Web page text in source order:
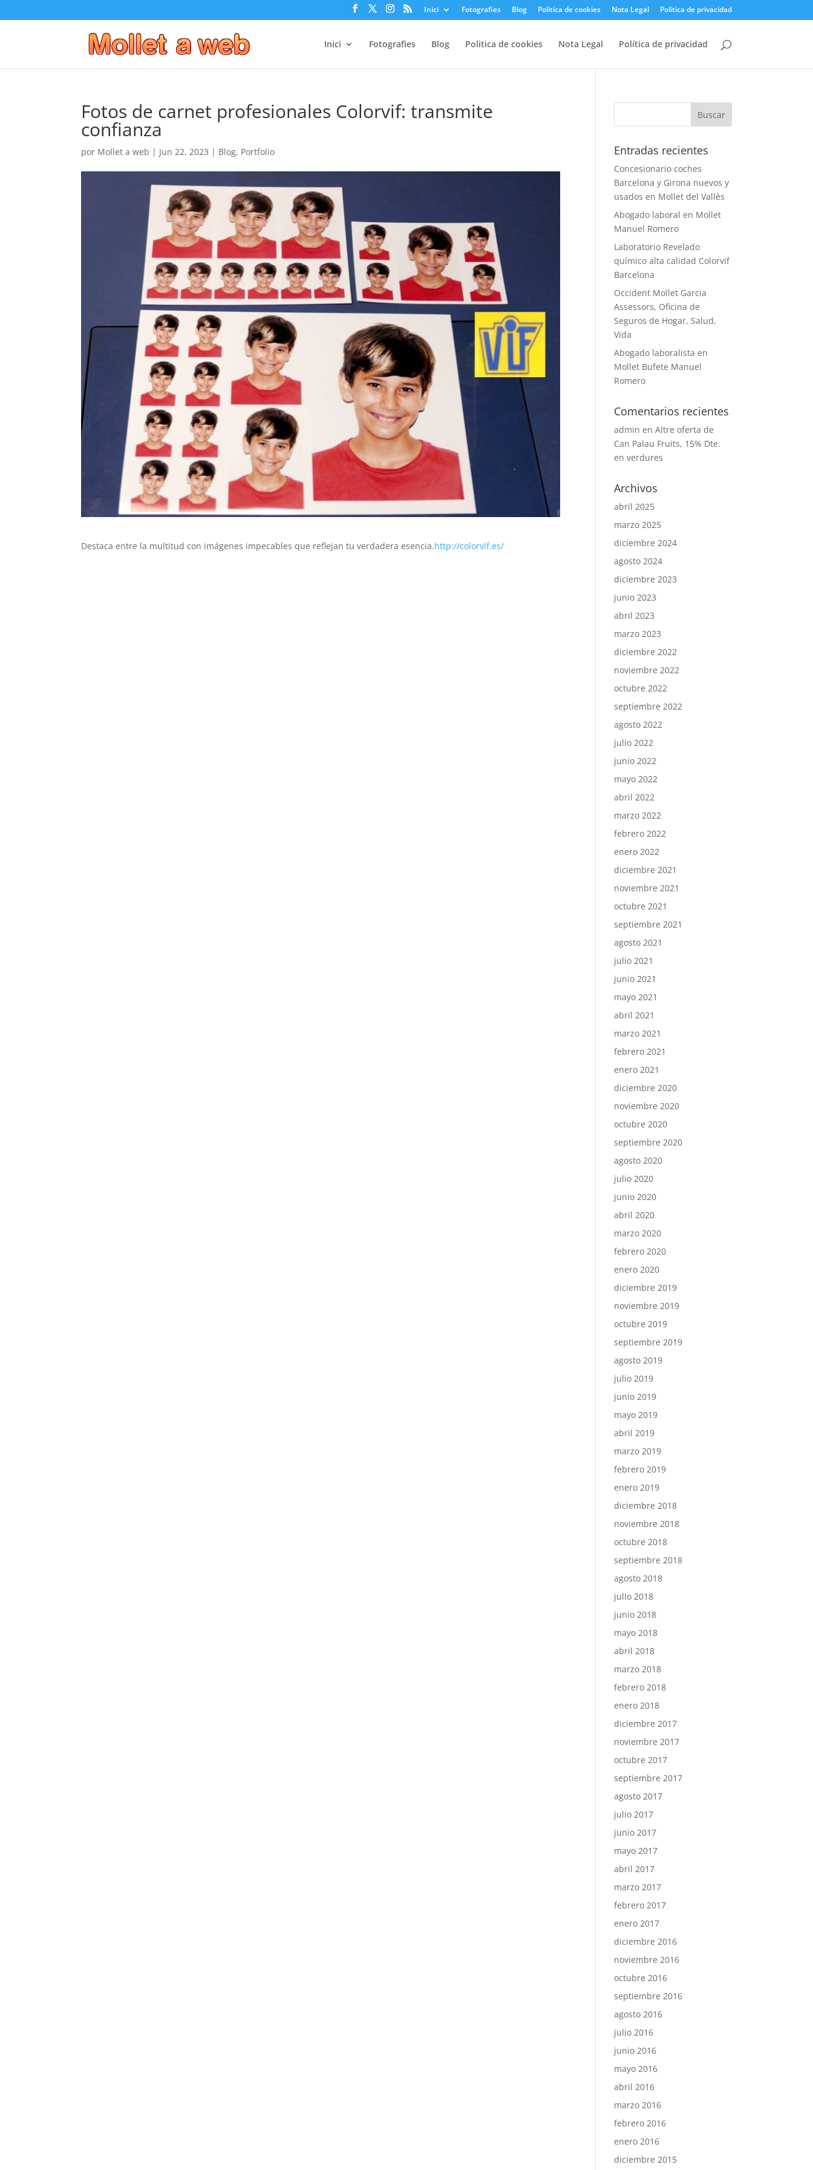
Inici Fotografies Blog Politica de cookies Nota Legal Política de privacidad
Inici Fotografies Blog Politica de cookies Nota Legal Política de privacidad
Fotos de carnet profesionales Colorvif: transmite
confianza
por Mollet a web | Jun 22, 2023 | Blog, Portfolio
Destaca entre la multitud con imágenes impecables que reflejan tu verdadera esencia.http://colorvif.es/
Entradas recientes
Concesionario coches
Barcelona y Girona nuevos y
usados en Mollet del Vallès
Abogado laboral en Mollet
Manuel Romero
Laboratorio Revelado
químico alta calidad Colorvif
Barcelona
Occident Mollet Garcia
Assessors, Oficina de
Seguros de Hogar, Salud,
Vida
Abogado laboralista en
Mollet Bufete Manuel
Romero
Comentarios recientes
admin enAltre oferta de
Can Palau Fruits, 15% Dte.
en verdures
Archivos
abril 2025
marzo 2025
diciembre 2024
agosto 2024
diciembre 2023
junio 2023
abril 2023
marzo 2023
diciembre 2022
noviembre 2022
octubre 2022
septiembre 2022
agosto 2022
julio 2022
junio 2022
mayo 2022
abril 2022
marzo 2022
febrero 2022
enero 2022
diciembre 2021
noviembre 2021
octubre 2021
septiembre 2021
agosto 2021
julio 2021
junio 2021
mayo 2021
abril 2021
marzo 2021
febrero 2021
enero 2021
diciembre 2020
noviembre 2020
octubre 2020
septiembre 2020
agosto 2020
julio 2020
junio 2020
abril 2020
marzo 2020
febrero 2020
enero 2020
diciembre 2019
noviembre 2019
octubre 2019
septiembre 2019
agosto 2019
julio 2019
junio 2019
mayo 2019
abril 2019
marzo 2019
febrero 2019
enero 2019
diciembre 2018
noviembre 2018
octubre 2018
septiembre 2018
agosto 2018
julio 2018
junio 2018
mayo 2018
abril 2018
marzo 2018
febrero 2018
enero 2018
diciembre 2017
noviembre 2017
octubre 2017
septiembre 2017
agosto 2017
julio 2017
junio 2017
mayo 2017
abril 2017
marzo 2017
febrero 2017
enero 2017
diciembre 2016
noviembre 2016
octubre 2016
septiembre 2016
agosto 2016
julio 2016
junio 2016
mayo 2016
abril 2016
marzo 2016
febrero 2016
enero 2016
diciembre 2015